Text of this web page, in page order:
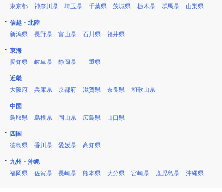
東京都
神奈川県 埼玉県 千葉県 茨城県 栃木県 群馬県 山梨県
信越・北陸
新潟県
長野県 富山県 石川県 福井県
東海
愛知県
岐阜県 静岡県 三重県
近畿
大阪府
兵庫県 京都府 滋賀県 奈良県 和歌山県
中国
鳥取県
島根県 岡山県 広島県 山口県
四国
徳島県
香川県 愛媛県 高知県
九州・沖縄
福岡県
佐賀県 長崎県 熊本県 大分県 宮崎県 鹿児島県 沖縄県